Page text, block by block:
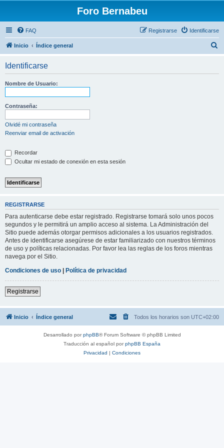
Foro Bernabeu
FAQ Identificarse
Registrarse
Inicio Índice general
Identificarse
Nombre de Usuario:
Contraseña:
Olvidé mi contraseña
Reenviar email de activación
Recordar
Ocultar mi estado de conexión en esta sesión
REGISTRARSE
Para autenticarse debe estar registrado. Registrarse tomará solo unos pocos
segundos y le permitirá un amplio acceso al sistema. La Administración del
Sitio puede además otorgar permisos adicionales a los usuarios registrados.
Antes de identificarse asegúrese de estar familiarizado con nuestros términos
de uso y políticas relacionadas. Por favor lea las reglas de los foros mientras
navega por el Sitio.
Condiciones de uso | Política de privacidad
Registrarse
Inicio Índice general Todos los horarios son UTC+02:00
Desarrollado porphpBB® Forum Software © phpBB Limited
Traducción al español porphpBB España
Privacidad | Condiciones